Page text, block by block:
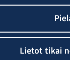
Lietot tikai